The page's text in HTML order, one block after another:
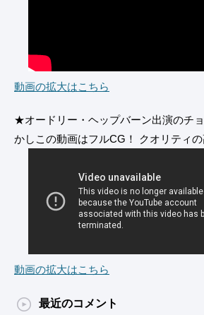
動画の拡大はこちら
★オードリー・ヘップバーン出演のチ
かしこの動画はフルCG！ クオリティの
動画の拡大はこちら
最近のコメント